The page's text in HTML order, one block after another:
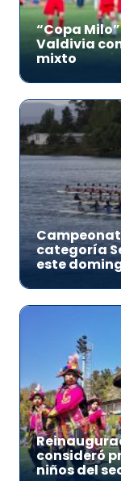
“Copa
Valdivia
mixto
categoría
este
consideró
niños del